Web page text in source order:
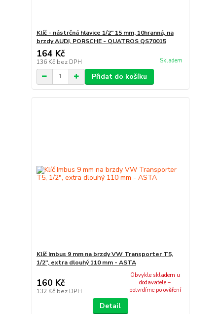
Klíč - nástrčná hlavice 1/2" 15 mm, 10hranná, na
brzdy AUDI, PORSCHE - QUATROS QS70015
164 Kč
136 Kč bez DPH Skladem
Přidat do košíku
Klíč Imbus 9 mm na brzdy VW Transporter T5,
1/2", extra dlouhý 110 mm - ASTA
160 Kč
132 Kč bez DPH
Obvykle skladem u
dodavatele –
potvrdíme po ověření
Detail